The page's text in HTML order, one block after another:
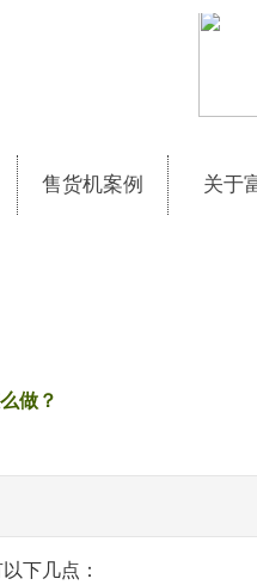
售货机案例 关于
做？
下几点：